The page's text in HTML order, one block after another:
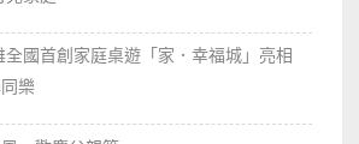
全國首創家庭桌遊「家．幸福城」亮相
樂